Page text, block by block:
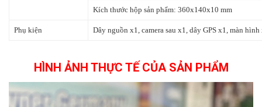
Kích thước hộp sản phẩm: 360x140x10 mm
Phụ kiện Dây nguồn x1, camera sau x1, dây GPS x1, màn
HÌNH ẢNH THỰC TẾ CỦA SẢN PHẨM